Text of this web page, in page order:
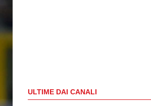
ULTIME DAI CANALI